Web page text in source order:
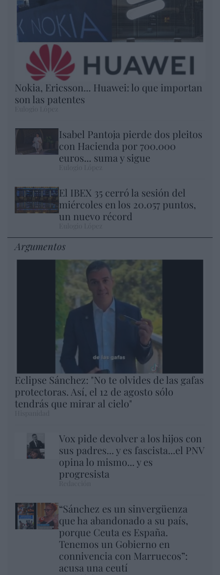
Nokia, Ericsson... Huawei: lo que importan
son las patentes
Isabel Pantoja pierde dos pleitos
con Hacienda por 700.000
euros... suma y sigue
El IBEX 35 cerró la sesión del
miércoles en los 20.057 puntos,
un nuevo récord
Argumentos
Eclipse Sánchez: "No te olvides de las gafas
protectoras. Así, el 12 de agosto sólo
tendrás que mirar al cielo"
Vox pide devolver a los hijos con
sus padres... y es fascista...el PNV
opina lo mismo... y es
progresista
“Sánchez es un sinvergüenza
que ha abandonado a su país,
porque Ceuta es España.
Tenemos un Gobierno en
connivencia con Marruecos”:
acusa una ceutí